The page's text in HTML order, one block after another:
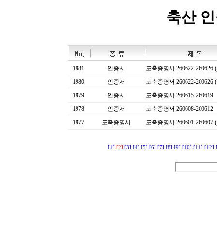
축산
1981 인증서
도축증명서 260622-260626
1980
인증서
도축증명서 260622-260626
1979
인증서
도축증명서 260615-260619
1978
인증서
도축증명서 260608-260612
1977
도축증명서 도축증명서 260601-260607
[1] [2] [3] [4] [5] [6] [7] [8] [9] [10] [11] [12]